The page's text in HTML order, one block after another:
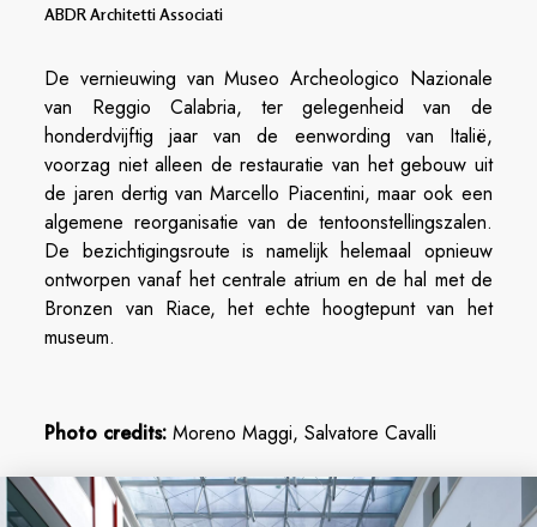
ABDR Architetti Associati
De vernieuwing van Museo Archeologico Nazionale
van Reggio Calabria, ter gelegenheid van de
honderdvijftig jaar van de eenwording van Italië,
voorzag niet alleen de restauratie van het gebouw uit
de jaren dertig van Marcello Piacentini, maar ook een
algemene reorganisatie van de tentoonstellingszalen.
De bezichtigingsroute is namelijk helemaal opnieuw
ontworpen vanaf het centrale atrium en de hal met de
Bronzen van Riace, het echte hoogtepunt van het
museum.
Photo credits:Moreno Maggi, Salvatore Cavalli